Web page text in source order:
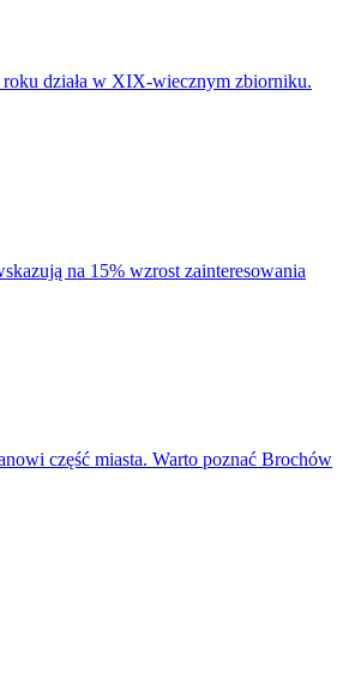
działa w XIX-wiecznym zbiorniku.
na 15% wzrost zainteresowania
część miasta. Warto poznać Brochów